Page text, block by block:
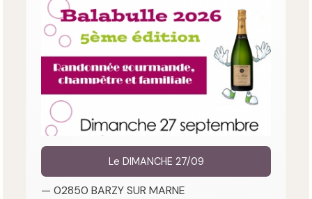
Le DIMANCHE 27/09
— 02850 BARZY SUR MARNE